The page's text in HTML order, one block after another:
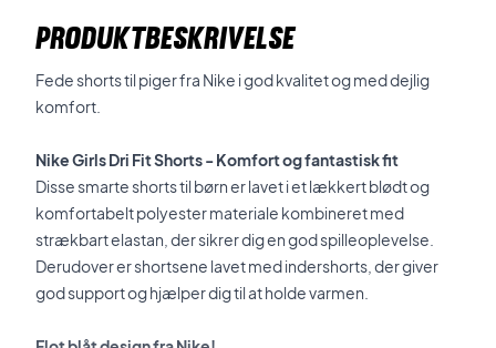
PRODUKTBESKRIVELSE
Fede shorts til piger fra Nike i god kvalitet og med dejlig
komfort.
Nike Girls Dri Fit Shorts - Komfort og fantastisk fit
Disse smarte shorts til børn er lavet i et lækkert blødt og
komfortabelt polyester materiale kombineret med
strækbart elastan, der sikrer dig en god spilleoplevelse.
Derudover er shortsene lavet med indershorts, der giver
god support og hjælper dig til at holde varmen.